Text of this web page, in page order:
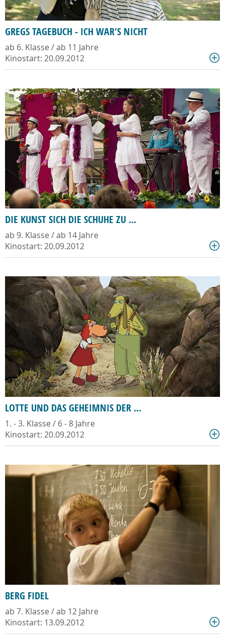
GREGS TAGEBUCH - ICH WAR'S NICHT
ab 6. Klasse / ab 11 Jahre
Kinostart: 20.09.2012
DIE KUNST SICH DIE SCHUHE ZU ...
ab 9. Klasse / ab 14 Jahre
Kinostart: 20.09.2012
LOTTE UND DAS GEHEIMNIS DER ...
1. - 3. Klasse / 6 - 8 Jahre
Kinostart: 20.09.2012
BERG FIDEL
ab 7. Klasse / ab 12 Jahre
Kinostart: 13.09.2012